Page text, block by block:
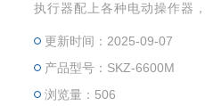
执行器配上各种电动操作器
更新时间：2025-09-07
产品型号：SKZ-6600M
浏览量：506